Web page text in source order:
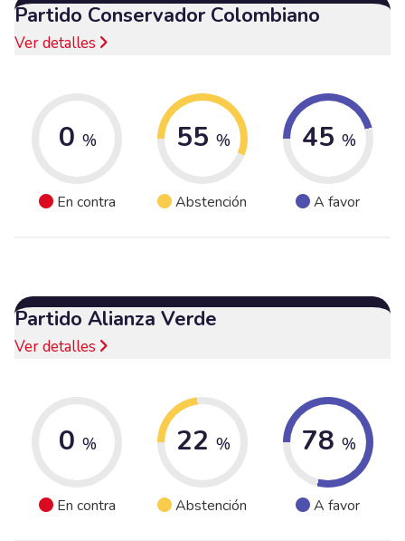
Partido Conservador Colombiano
Ver detalles
0 %
En contra
55 %
Abstención
45 %
A favor
Partido Alianza Verde
Ver detalles
0 %
En contra
22 %
Abstención
78 %
A favor